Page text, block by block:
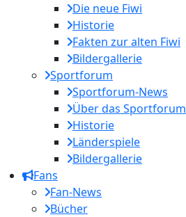
Die neue Fiwi
Historie
Fakten zur alten Fiwi
Bildergallerie
Sportforum
Sportforum-News
Über das Sportforum
Historie
Länderspiele
Bildergallerie
Fans
Fan-News
Bücher